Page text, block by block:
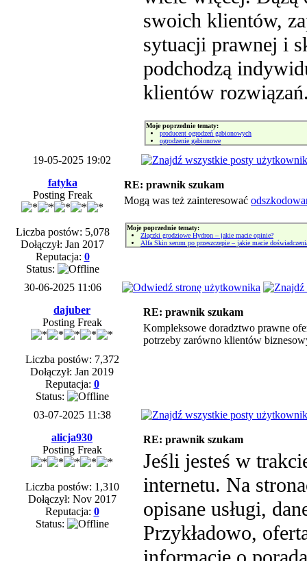
swoich klientów,
sytuacji prawnej i
podchodzą
klientów
Moje poprzednie tematy:
producent ogrodzeń gabionowych
ogrodzenie gabionowe
19-05-2025 19:02
fatyka
Posting Freak
Liczba postów: 5,078
Dołączył: Jan 2017
Reputacja: 0
Status:
RE: prawnik szukam
Mogą was też zainteresować
Moje poprzednie tematy:
Złączki grodziowe Hydron – jakie macie opinie?
Alfa Skin serum po przeszczepie – jakie macie
30-06-2025 11:06
dajuber
Posting Freak
Liczba postów: 7,372
Dołączył: Jan 2019
Reputacja: 0
Status:
RE: prawnik szukam
Kompleksowe doradztwo prawne
potrzeby zarówno klientów
03-07-2025 11:38
alicja930
Posting Freak
Liczba postów: 1,310
Dołączył: Nov 2017
Reputacja: 0
Status:
RE: prawnik szukam
Jeśli jesteś w
internetu. Na
opisane usługi,
Przykładowo,